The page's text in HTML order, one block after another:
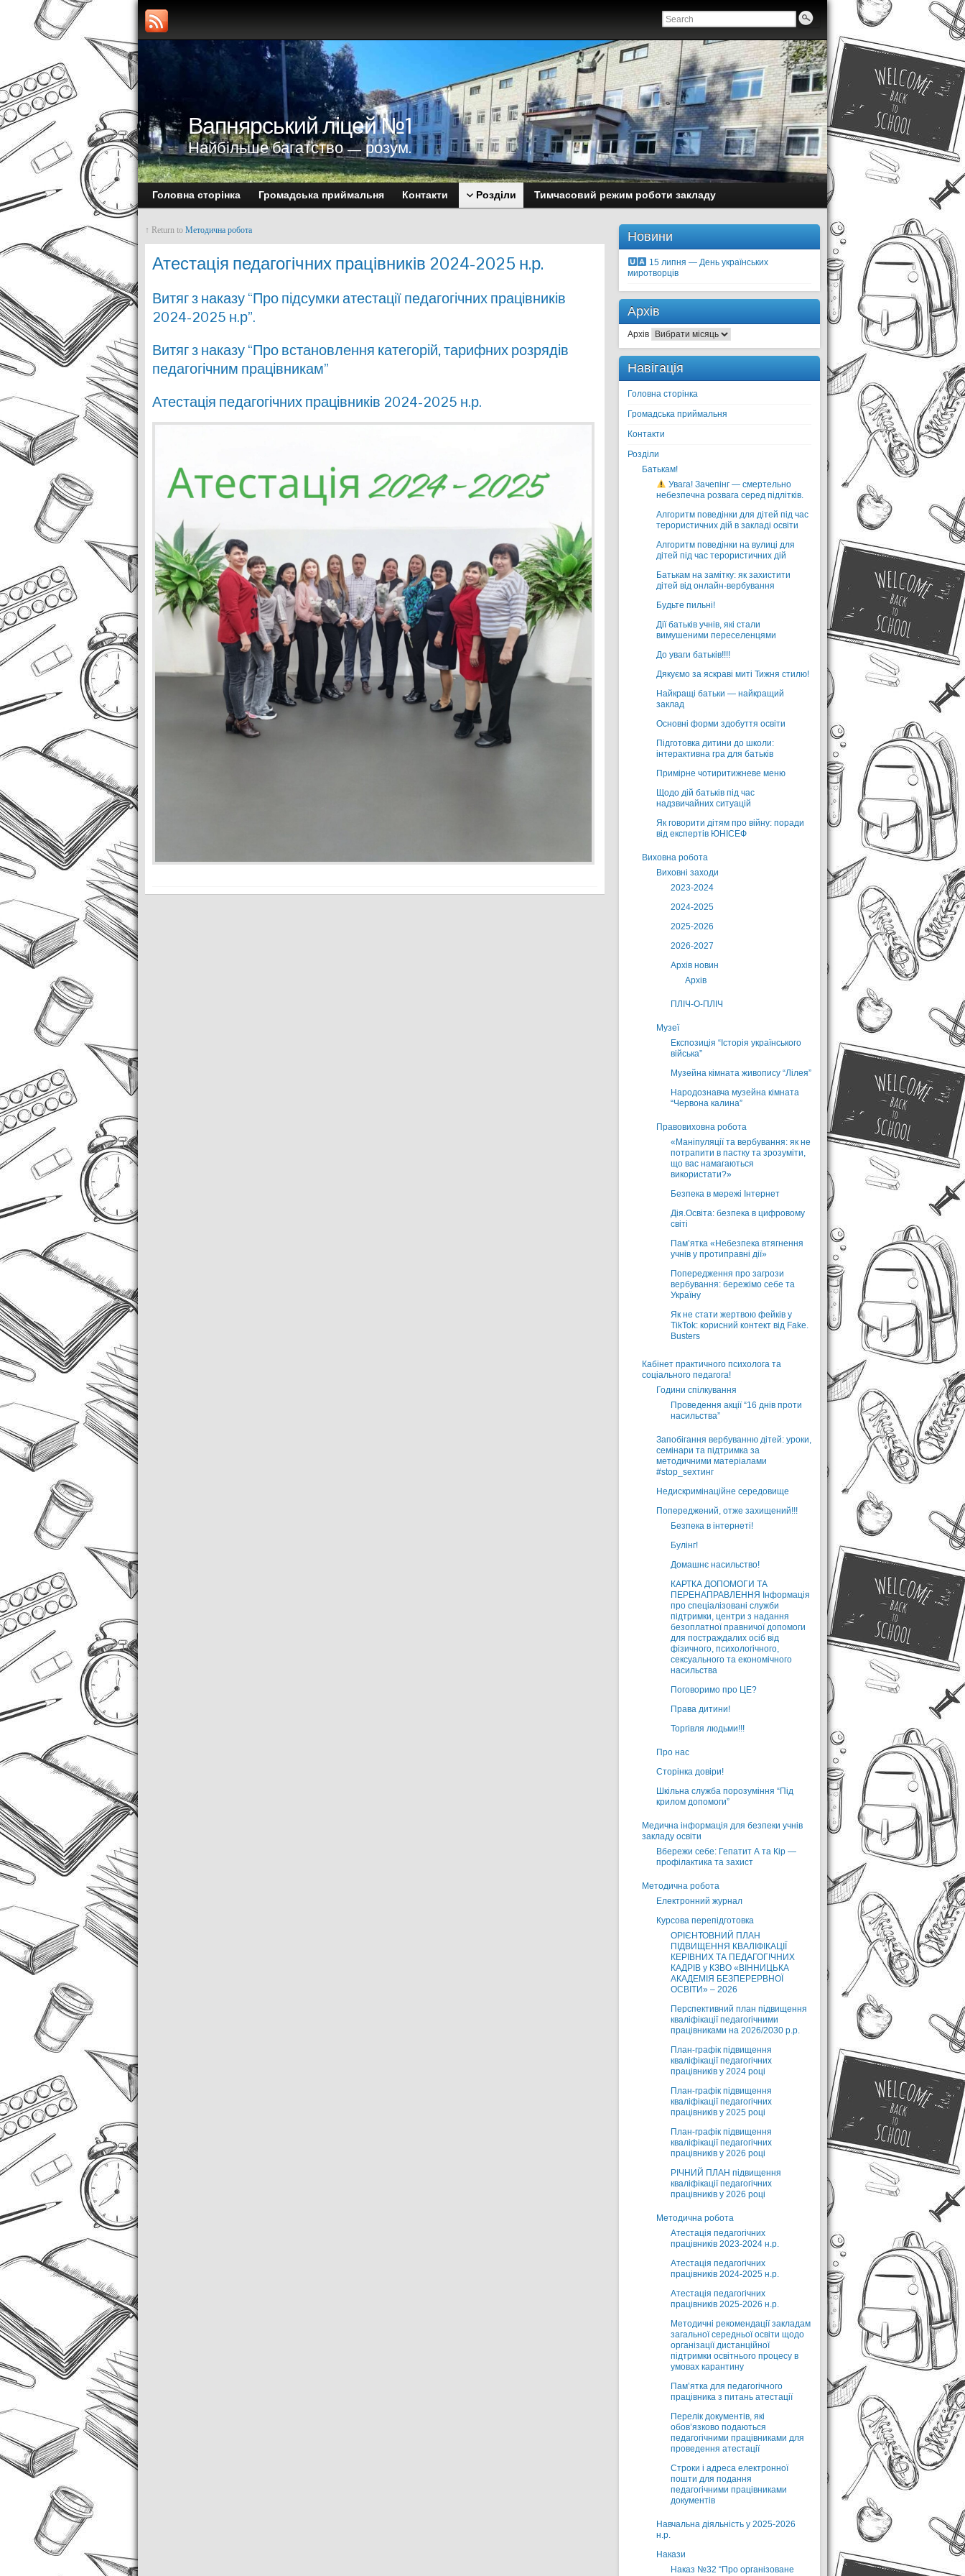
Вапнярський ліцей №1
Найбільше багатство — розум.
Головна сторінка Громадська приймальня Контакти Розділи Тимчасовий режим роботи закладу
↑ Return to Методична робота
Атестація педагогічних працівників 2024-2025 н.р.
Витяг з наказу “Про підсумки атестації педагогічних працівників
2024-2025 н.р”.
Витяг з наказу “Про встановлення категорій, тарифних розрядів
педагогічним працівникам”
Атестація педагогічних працівників 2024-2025 н.р.
Новини
15 липня — День українських
миротворців
Архів
Архів
Навігація
Головна сторінка
Громадська приймальня
Контакти
Розділи
Батькам!
Увага! Зачепінг — смертельно
небезпечна розвага серед підлітків.
Алгоритм поведінки для дітей під час
терористичних дій в закладі освіти
Алгоритм поведінки на вулиці для
дітей під час терористичних дій
Батькам на замітку: як захистити
дітей від онлайн-вербування
Будьте пильні!
Дії батьків учнів, які стали
вимушеними переселенцями
До уваги батьків!!!!
Дякуємо за яскраві миті Тижня стилю!
Найкращі батьки — найкращий
заклад
Основні форми здобуття освіти
Підготовка дитини до школи:
інтерактивна гра для батьків
Примірне чотиритижневе меню
Щодо дій батьків під час
надзвичайних ситуацій
Як говорити дітям про війну: поради
від експертів ЮНІСЕФ
Виховна робота
Виховні заходи
2023-2024
2024-2025
2025-2026
2026-2027
Архів новин
Архів
ПЛІЧ-О-ПЛІЧ
Музеї
Експозиція “Історія українського
війська”
Музейна кімната живопису “Лілея”
Народознавча музейна кімната
“Червона калина”
Правовиховна робота
«Маніпуляції та вербування: як не
потрапити в пастку та зрозуміти,
що вас намагаються
використати?»
Безпека в мережі Інтернет
Дія.Освіта: безпека в цифровому
світі
Пам’ятка «Небезпека втягнення
учнів у протиправні дії»
Попередження про загрози
вербування: бережімо себе та
Україну
Як не стати жертвою фейків у
TikTok: корисний контект від Fake.
Busters
Кабінет практичного психолога та
соціального педагога!
Години спілкування
Проведення акції “16 днів проти
насильства”
Запобігання вербуванню дітей: уроки,
семінари та підтримка за
методичними матеріалами
#stop_sexтинг
Недискримінаційне середовище
Попереджений, отже захищений!!!
Безпека в інтернеті!
Булінг!
Домашнє насильство!
КАРТКА ДОПОМОГИ ТА
ПЕРЕНАПРАВЛЕННЯ Інформація
про спеціалізовані служби
підтримки, центри з надання
безоплатної правничої допомоги
для постраждалих осіб від
фізичного, психологічного,
сексуального та економічного
насильства
Поговоримо про ЦЕ?
Права дитини!
Торгівля людьми!!!
Про нас
Сторінка довіри!
Шкільна служба порозуміння “Під
крилом допомоги”
Медична інформація для безпеки учнів
закладу освіти
Вбережи себе: Гепатит А та Кір —
профілактика та захист
Методична робота
Електронний журнал
Курсова перепідготовка
ОРІЄНТОВНИЙ ПЛАН
ПІДВИЩЕННЯ КВАЛІФІКАЦІЇ
КЕРІВНИХ ТА ПЕДАГОГІЧНИХ
КАДРІВ у КЗВО «ВІННИЦЬКА
АКАДЕМІЯ БЕЗПЕРЕРВНОЇ
ОСВІТИ» – 2026
Перспективний план підвищення
кваліфікації педагогічними
працівниками на 2026/2030 р.р.
План-графік підвищення
кваліфікації педагогічних
працівників у 2024 році
План-графік підвищення
кваліфікації педагогічних
працівників у 2025 році
План-графік підвищення
кваліфікації педагогічних
працівників у 2026 році
РІЧНИЙ ПЛАН підвищення
кваліфікації педагогічних
працівників у 2026 році
Методична робота
Атестація педагогічних
працівників 2023-2024 н.р.
Атестація педагогічних
працівників 2024-2025 н.р.
Атестація педагогічних
працівників 2025-2026 н.р.
Методичні рекомендації закладам
загальної середньої освіти щодо
організації дистанційної
підтримки освітнього процесу в
умовах карантину
Пам’ятка для педагогічного
працівника з питань атестації
Перелік документів, які
обов’язково подаються
педагогічними працівниками для
проведення атестації
Строки і адреса електронної
пошти для подання
педагогічними працівниками
документів
Навчальна діяльність у 2025-2026
н.р.
Накази
Наказ №32 “Про організоване